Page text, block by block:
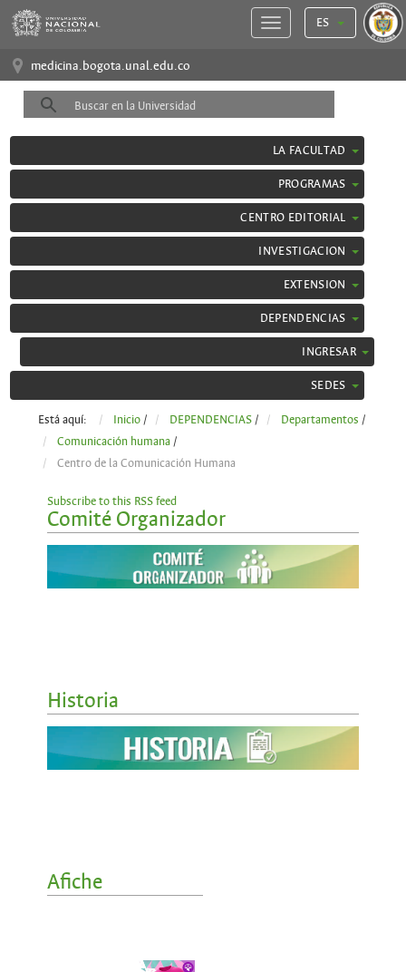
ES
medicina.bogota.unal.edu.co
LA FACULTAD
PROGRAMAS
CENTRO EDITORIAL
INVESTIGACION
EXTENSION
DEPENDENCIAS
INGRESAR
SEDES
Está aquí: Inicio / DEPENDENCIAS / Departamentos /
Comunicación humana /
Centro de la Comunicación Humana
Subscribe to this RSS feed
Comité Organizador
Historia
Afiche